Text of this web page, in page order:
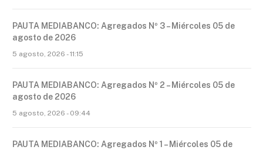
PAUTA MEDIABANCO: Agregados Nº 3 – Miércoles 05 de
agosto de 2026
5 agosto, 2026 - 11:15
PAUTA MEDIABANCO: Agregados Nº 2 – Miércoles 05 de
agosto de 2026
5 agosto, 2026 - 09:44
PAUTA MEDIABANCO: Agregados Nº 1 – Miércoles 05 de